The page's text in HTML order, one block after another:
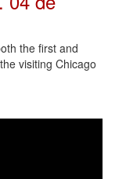
the first and
visiting Chicago